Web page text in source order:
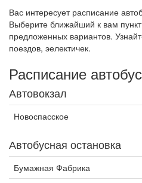
Вас интересует расписание
Выберите ближайший к вам
предложенных вариантов.
поездов, эелектичек.
Расписание
Автовокзал
Новоспасское
Автобусная остановка
Бумажная Фабрика